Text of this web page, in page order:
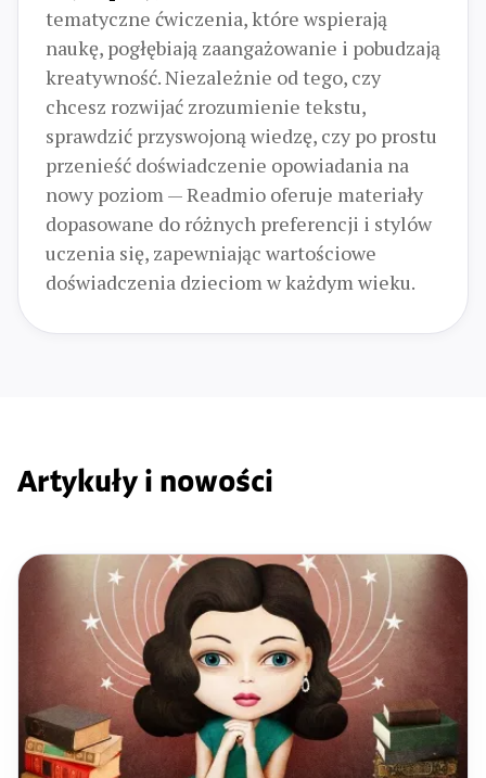
tematyczne ćwiczenia, które wspierają
naukę, pogłębiają zaangażowanie i pobudzają
kreatywność. Niezależnie od tego, czy
chcesz rozwijać zrozumienie tekstu,
sprawdzić przyswojoną wiedzę, czy po prostu
przenieść doświadczenie opowiadania na
nowy poziom — Readmio oferuje materiały
dopasowane do różnych preferencji i stylów
uczenia się, zapewniając wartościowe
doświadczenia dzieciom w każdym wieku.
Artykuły i nowości